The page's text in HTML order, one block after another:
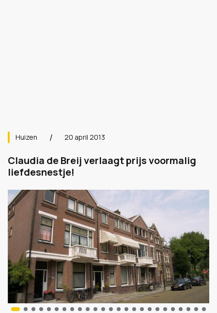
Huizen 20 april 2013
Claudia de Breij verlaagt prijs voormalig
liefdesnestje!